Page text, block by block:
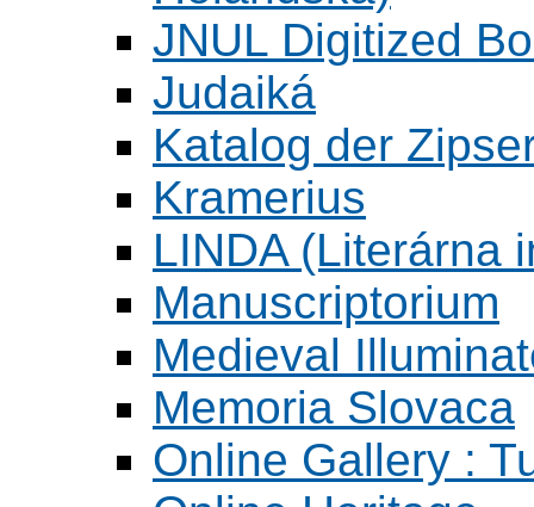
JNUL Digitized
Judaiká
Katalog der
Kramerius
LINDA (Literárna
Manuscriptorium
Medieval
Memoria Slovaca
Online Gallery :